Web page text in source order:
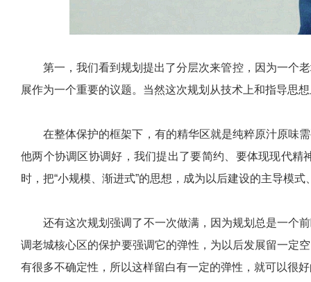
第一，我们看到规划提出了分层次来管控，因为一个
展作为一个重要的议题。当然这次规划从技术上和指导思
在整体保护的框架下，有的精华区就是纯粹原汁原味
他两个协调区协调好，我们提出了要简约、要体现现代
时，把“小规模、渐进式”的思想，成为以后建设的主导模
还有这次规划强调了不一次做满，因为规划总是一个
调老城核心区的保护要强调它的弹性，为以后发展留一定
有很多不确定性，所以这样留白有一定的弹性，就可以很